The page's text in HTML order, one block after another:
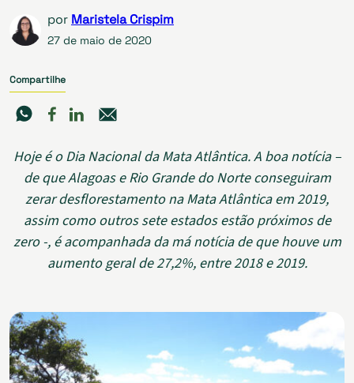
por Maristela Crispim
27 de maio de 2020
Compartilhe
Hoje é o Dia Nacional da Mata Atlântica. A boa notícia –
de que Alagoas e Rio Grande do Norte conseguiram
zerar desflorestamento na Mata Atlântica em 2019,
assim como outros sete estados estão próximos de
zero -, é acompanhada da má notícia de que houve um
aumento geral de 27,2%, entre 2018 e 2019.